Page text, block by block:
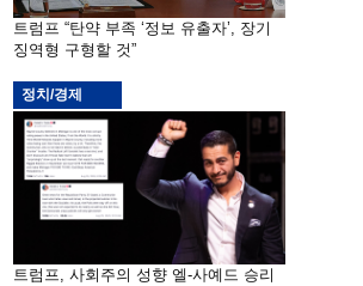
트럼프 “탄약 부족 ‘정보 유출자’, 장기
징역형 구형할 것”
정치/경제
트럼프, 사회주의 성향 엘-사예드 승리